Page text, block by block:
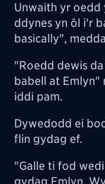
Unwaith yr oedd
ddynes yn ôl i'r
basically",
"Roedd dewis
babell at Emlyn"
iddi pam.
Dywedodd ei
flin gydag ef.
"Galle ti fod